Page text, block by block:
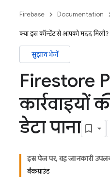
Firebase Documentation
क्या इस कॉन्टेंट से आपको मदद मिली?
सुझाव भेजें
Firestore
कार्रवाइयों
डेटा पाना
इस पेज पर, यह जानकारी
बैकग्राउंड